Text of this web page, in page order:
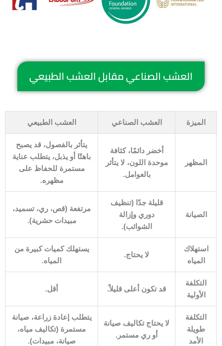
العشب الصناعي مقابل العشب الطبيعي
الميزة العشب الصناعي العشب الطبيعي
المظهر
أخضر دائمًا، كثافة
موحدة اللون، لا يتأثر
بالعوامل.
يتأثر بالفصول، قد يصبح
باهتًا أو يذبل، يتطلب عناية
مستمرة للحفاظ على
مظهره.
الصيانة
قليلة جدًا (تنظيف
دوري وإزالة
الشوائب).
مرتفعة (قص، ري، تسميد،
مبيدات حشرية).
استهلاك
المياه
لا يحتاج.
يستهلك كميات كبيرة من
المياه.
التكلفة
الأولية
قد تكون أعلى قليلاً. أقل.
التكلفة
طويلة
الأمد
لا يحتاج تكاليف صيانة
أو ري مستمر.
يتطلب إعادة زراعة، صيانة
مستمرة (تكاليف مياه،
صيانة، مبيدات).